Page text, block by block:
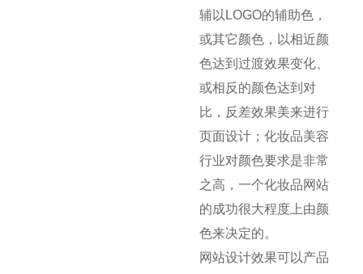
辅以LOGO的辅助色，
或其它颜色，以相近颜
色达到过渡效果变化、
或相反的颜色达到对
比，反差效果美来进行
页面设计；化妆品美容
行业对颜色要求是非常
之高，一个化妆品网站
的成功很大程度上由颜
色来决定的。
网站设计效果可以产品